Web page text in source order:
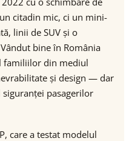
citadin mic, ci un mini-
linii de SUV și o
bine în România
familiilor din mediul
și design — dar
pasagerilor
care a testat modelul